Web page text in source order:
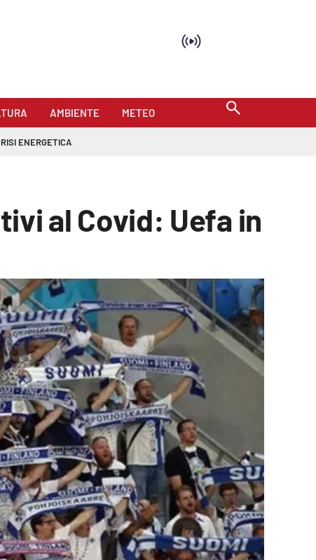
AMBIENTE METEO
ENERGETICA
al Covid: Uefa in